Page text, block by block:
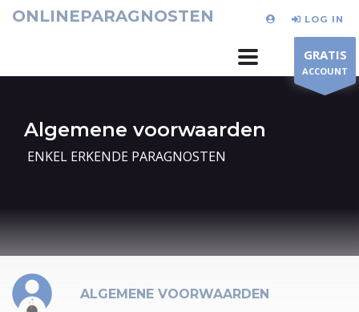
ONLINEPARAGNOSTEN LOG IN
GRATIS
ACCOUNT
Algemene voorwaarden
ENKEL ERKENDE PARAGNOSTEN
ALGEMENE VOORWAARDEN